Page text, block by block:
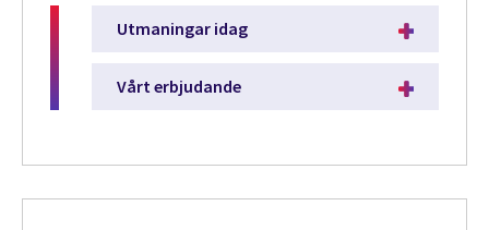
Utmaningar idag
Vårt erbjudande